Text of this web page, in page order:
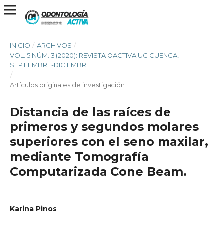
INICIO / ARCHIVOS /
VOL. 5 NÚM. 3 (2020): REVISTA OACTIVA UC CUENCA,
SEPTIEMBRE-DICIEMBRE
/
Artículos originales de investigación
Distancia de las raíces de
primeros y segundos molares
superiores con el seno maxilar,
mediante Tomografía
Computarizada Cone Beam.
Karina Pinos